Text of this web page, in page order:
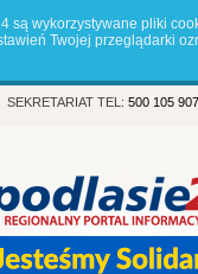
są wykorzystywane pliki
Twojej przeglądarki
SEKRETARIAT TEL: 500 105 907